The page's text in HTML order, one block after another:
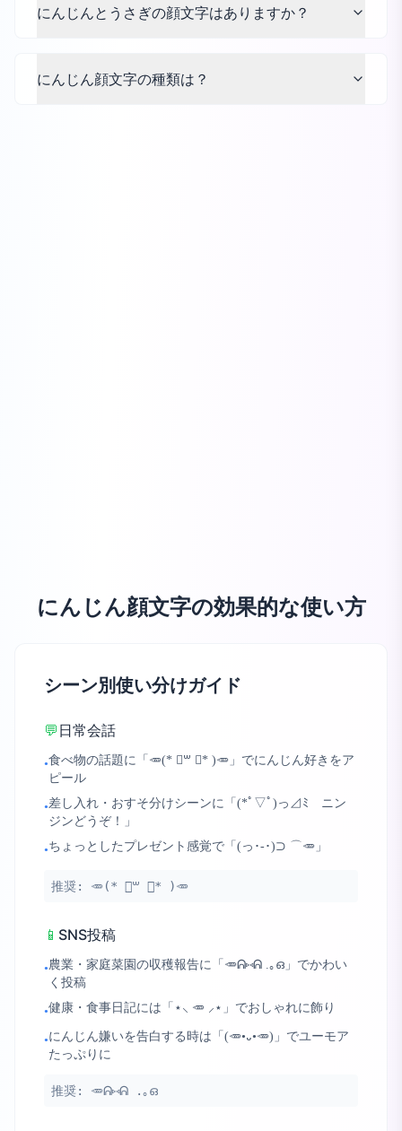
にんじんとうさぎの顔文字はありますか？
にんじん顔文字の種類は？
にんじん顔文字の効果的な使い方
シーン別使い分けガイド
💬 日常会話
•食べ物の話題に「🥕(* ॑꒳ ॑* )🥕」でにんじん好きをア
ピール
•差し入れ・おすそ分けシーンに「(*ﾟ▽ﾟ)っ⊿ﾐ ニン
ジンどうぞ！」
•ちょっとしたプレゼント感覚で「(っ･-･)⊃ ⌒🥕」
推奨: 🥕(* ॑꒳ ॑* )🥕
📱 SNS投稿
•農業・家庭菜園の収穫報告に「🥕ᕱ⑅ᕱ .｡ഒ」でかわい
く投稿
•健康・食事日記には「⋆⸜ 🥕 ⸝⋆」でおしゃれに飾り
•にんじん嫌いを告白する時は「(🥕•᎑•🥕)」でユーモア
たっぷりに
推奨: 🥕ᕱ⑅ᕱ .｡ഒ